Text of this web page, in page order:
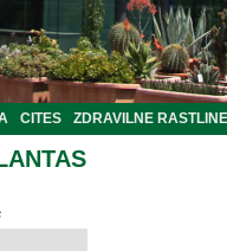
CITES ZDRAVILNE RASTLINE